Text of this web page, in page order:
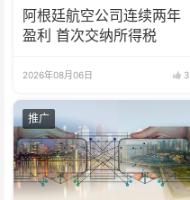
阿根廷航空公司连续两年
盈利 首次交纳所得税
2026年08月06日 3
推广